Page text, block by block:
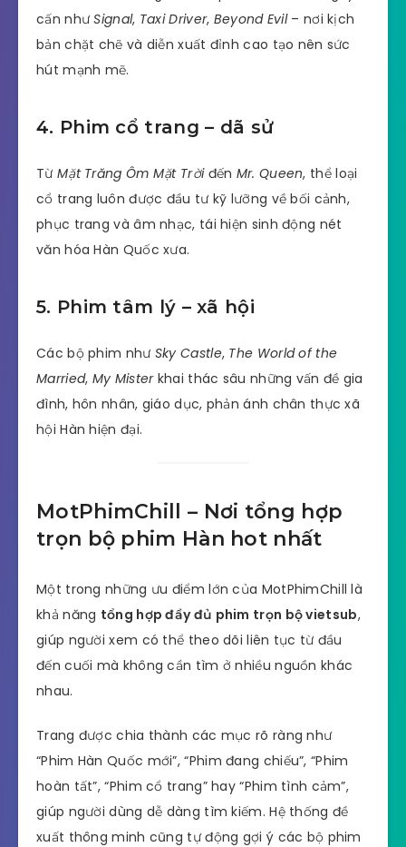
cấn nhưSignal, Taxi Driver, Beyond Evil– nơi kịch
bản chặt chẽ và diễn xuất đỉnh cao tạo nên sức
hút mạnh mẽ.
4. Phim cổ trang – dã sử
Từ Mặt Trăng Ôm Mặt Trờiđến Mr. Queen, thể loại
cổ trang luôn được đầu tư kỹ lưỡng về bối cảnh,
phục trang và âm nhạc, tái hiện sinh động nét
văn hóa Hàn Quốc xưa.
5. Phim tâm lý – xã hội
Các bộ phim như Sky Castle, The World of the
Married, My Misterkhai thác sâu những vấn đề gia
đình, hôn nhân, giáo dục, phản ánh chân thực xã
hội Hàn hiện đại.
MotPhimChill – Nơi tổng hợp
trọn bộ phim Hàn hot nhất
Một trong những ưu điểm lớn của MotPhimChill là
khả năng tổng hợp đầy đủ phim trọn bộ vietsub,
giúp người xem có thể theo dõi liên tục từ đầu
đến cuối mà không cần tìm ở nhiều nguồn khác
nhau.
Trang được chia thành các mục rõ ràng như
“Phim Hàn Quốc mới”, “Phim đang chiếu”, “Phim
hoàn tất”, “Phim cổ trang” hay “Phim tình cảm”,
giúp người dùng dễ dàng tìm kiếm. Hệ thống đề
xuất thông minh cũng tự động gợi ý các bộ phim